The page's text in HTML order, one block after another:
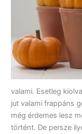
valami. Esetleg
jut valami frappáns
még érdemes lesz
történt. De persze